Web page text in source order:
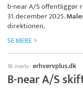
b-near A/Soffentliggør
31. december 2025.
direktionen.
SE MERE
18. marts·erhvervplus.dk
B-near A/S